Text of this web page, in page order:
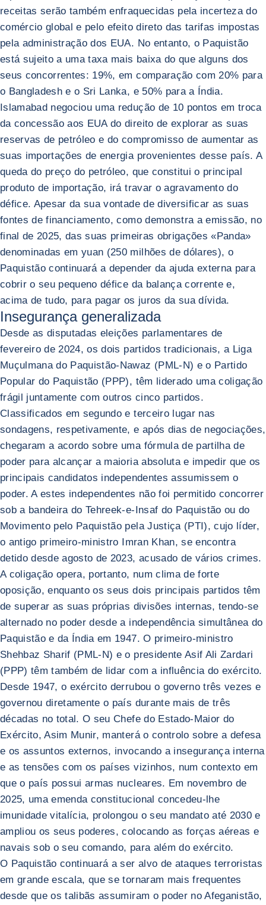
receitas serão também enfraquecidas pela incerteza do
comércio global e pelo efeito direto das tarifas impostas
pela administração dos EUA. No entanto, o Paquistão
está sujeito a uma taxa mais baixa do que alguns dos
seus concorrentes: 19%, em comparação com 20% para
o Bangladesh e o Sri Lanka, e 50% para a Índia.
Islamabad negociou uma redução de 10 pontos em troca
da concessão aos EUA do direito de explorar as suas
reservas de petróleo e do compromisso de aumentar as
suas importações de energia provenientes desse país. A
queda do preço do petróleo, que constitui o principal
produto de importação, irá travar o agravamento do
défice. Apesar da sua vontade de diversificar as suas
fontes de financiamento, como demonstra a emissão, no
final de 2025, das suas primeiras obrigações «Panda»
denominadas em yuan (250 milhões de dólares), o
Paquistão continuará a depender da ajuda externa para
cobrir o seu pequeno défice da balança corrente e,
acima de tudo, para pagar os juros da sua dívida.
Insegurança generalizada
Desde as disputadas eleições parlamentares de
fevereiro de 2024, os dois partidos tradicionais, a Liga
Muçulmana do Paquistão-Nawaz (PML-N) e o Partido
Popular do Paquistão (PPP), têm liderado uma coligação
frágil juntamente com outros cinco partidos.
Classificados em segundo e terceiro lugar nas
sondagens, respetivamente, e após dias de negociações,
chegaram a acordo sobre uma fórmula de partilha de
poder para alcançar a maioria absoluta e impedir que os
principais candidatos independentes assumissem o
poder. A estes independentes não foi permitido concorrer
sob a bandeira do Tehreek-e-Insaf do Paquistão ou do
Movimento pelo Paquistão pela Justiça (PTI), cujo líder,
o antigo primeiro-ministro Imran Khan, se encontra
detido desde agosto de 2023, acusado de vários crimes.
A coligação opera, portanto, num clima de forte
oposição, enquanto os seus dois principais partidos têm
de superar as suas próprias divisões internas, tendo-se
alternado no poder desde a independência simultânea do
Paquistão e da Índia em 1947. O primeiro-ministro
Shehbaz Sharif (PML-N) e o presidente Asif Ali Zardari
(PPP) têm também de lidar com a influência do exército.
Desde 1947, o exército derrubou o governo três vezes e
governou diretamente o país durante mais de três
décadas no total. O seu Chefe do Estado-Maior do
Exército, Asim Munir, manterá o controlo sobre a defesa
e os assuntos externos, invocando a insegurança interna
e as tensões com os países vizinhos, num contexto em
que o país possui armas nucleares. Em novembro de
2025, uma emenda constitucional concedeu-lhe
imunidade vitalícia, prolongou o seu mandato até 2030 e
ampliou os seus poderes, colocando as forças aéreas e
navais sob o seu comando, para além do exército.
O Paquistão continuará a ser alvo de ataques terroristas
em grande escala, que se tornaram mais frequentes
desde que os talibãs assumiram o poder no Afeganistão,